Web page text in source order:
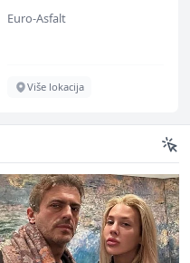
Euro-Asfalt
Više lokacija